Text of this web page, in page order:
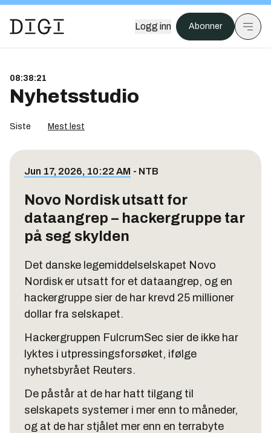
Logg inn Abonner
08:38:21
Nyhetsstudio
Siste Mest lest
Jun 17, 2026, 10:22 AM - NTB
Novo Nordisk utsatt for
dataangrep – hackergruppe tar
på seg skylden
Det danske legemiddelselskapet Novo
Nordisk er utsatt for et dataangrep, og en
hackergruppe sier de har krevd 25 millioner
dollar fra selskapet.
Hackergruppen FulcrumSec sier de ikke har
lyktes i utpressingsforsøket, ifølge
nyhetsbyrået Reuters.
De påstår at de har hatt tilgang til
selskapets systemer i mer enn to måneder,
og at de har stjålet mer enn en terrabyte